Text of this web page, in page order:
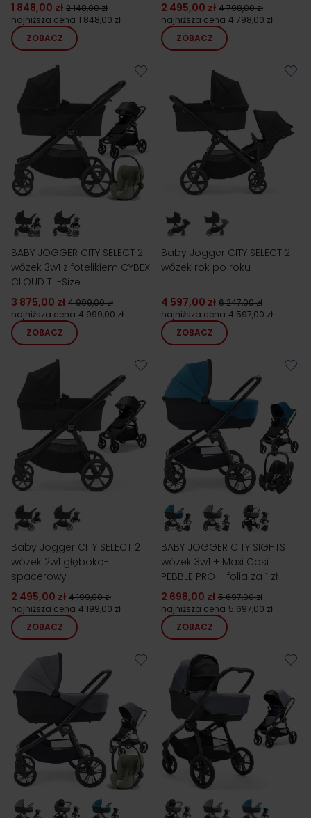
1 848,00 zł 2 148,00 zł
najniższa cena 1 848,00 zł
ZOBACZ
2 495,00 zł 4 798,00 zł
najniższa cena 4 798,00 zł
ZOBACZ
BABY JOGGER CITY SELECT 2
wózek 3w1 z fotelikiem CYBEX
CLOUD T i-Size
3 875,00 zł 4 999,00 zł
najniższa cena 4 999,00 zł
ZOBACZ
Baby Jogger CITY SELECT 2
wózek rok po roku
4 597,00 zł 6 247,00 zł
najniższa cena 4 597,00 zł
ZOBACZ
Baby Jogger CITY SELECT 2
wózek 2w1 głęboko-
spacerowy
2 495,00 zł 4 199,00 zł
najniższa cena 4 199,00 zł
ZOBACZ
BABY JOGGER CITY SIGHTS
wózek 3w1 + Maxi Cosi
PEBBLE PRO + folia za 1 zł
2 698,00 zł 5 697,00 zł
najniższa cena 5 697,00 zł
ZOBACZ